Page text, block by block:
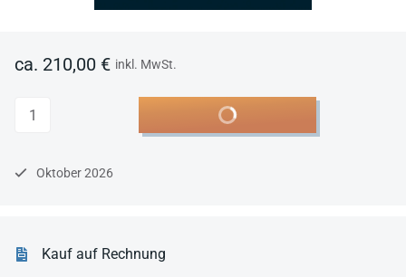
ca. 210,00 € inkl. MwSt.
Anzahl In den Warenkorb
Oktober 2026
Kauf auf Rechnung